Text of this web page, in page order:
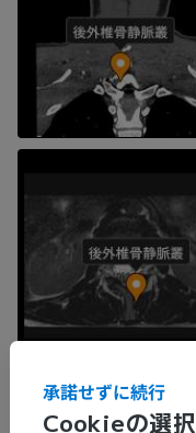
Cookieの選択
承諾せずに続行